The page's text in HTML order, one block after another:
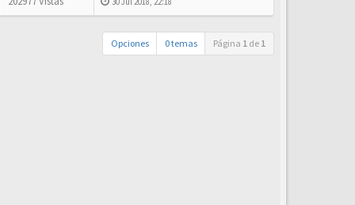
Opciones 0 temas Página 1 de 1